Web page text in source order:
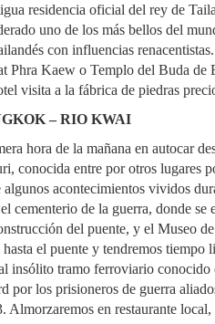
residencia oficial del rey de
uno de los más bellos del
con influencias
Phra Kaew o Templo del Buda de
visita a la fábrica de piedras
– RIO KWAI
hora de la mañana en autocar
conocida entre por otros lugares
algunos acontecimientos vividos
cementerio de la guerra, donde
del puente, y el Museo
el puente y tendremos tiempo
insólito tramo ferroviario conocido
por los prisioneros de guerra
Almorzaremos en restaurante